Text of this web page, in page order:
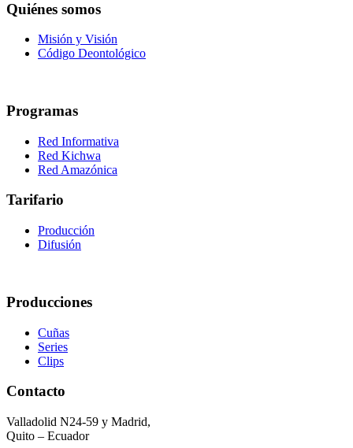
Quiénes somos
Misión y Visión
Código Deontológico
Programas
Red Informativa
Red Kichwa
Red Amazónica
Tarifario
Producción
Difusión
Producciones
Cuñas
Series
Clips
Contacto
Valladolid N24-59 y Madrid,
Quito – Ecuador